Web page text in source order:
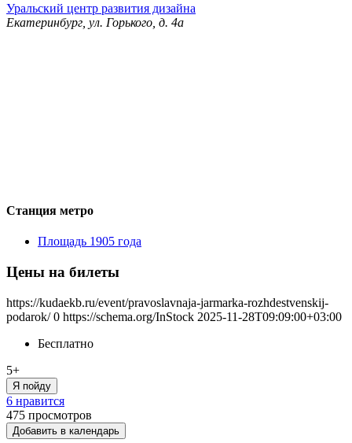
Уральский центр развития дизайна
Екатеринбург, ул. Горького, д. 4а
Станция метро
Площадь 1905 года
Цены на билеты
https://kudaekb.ru/event/pravoslavnaja-jarmarka-rozhdestvenskij-
podarok/ 0 https://schema.org/InStock 2025-11-28T09:09:00+03:00
Бесплатно
5+
Я пойду
6 нравится
475 просмотров
Добавить в календарь